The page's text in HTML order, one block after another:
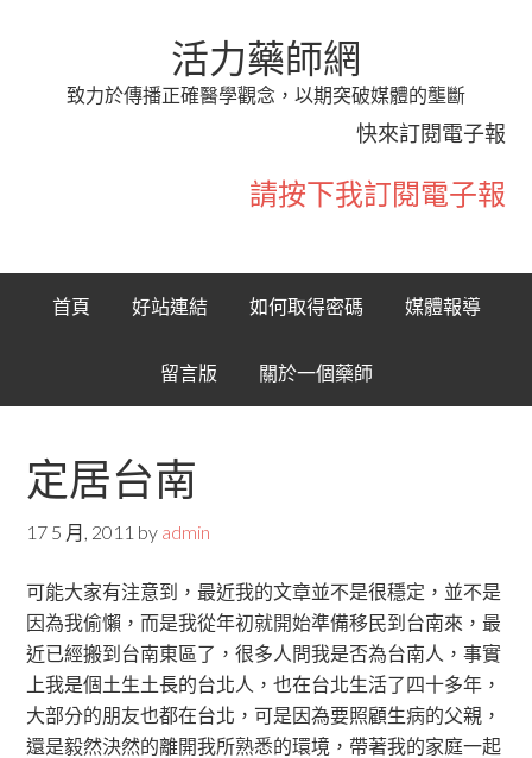
活力藥師網
致力於傳播正確醫學觀念，以期突破媒體的壟斷
快來訂閱電子報
請按下我訂閱電子報
首頁 好站連結 如何取得密碼 媒體報導
留言版 關於一個藥師
定居台南
17 5 月, 2011 by admin
可能大家有注意到，最近我的文章並不是很穩定，並不是
因為我偷懶，而是我從年初就開始準備移民到台南來，最
近已經搬到台南東區了，很多人問我是否為台南人，事實
上我是個土生土長的台北人，也在台北生活了四十多年，
大部分的朋友也都在台北，可是因為要照顧生病的父親，
還是毅然決然的離開我所熟悉的環境，帶著我的家庭一起